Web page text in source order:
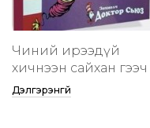
Чиний ирээдүй
хичнээн сайхан гээч
Дэлгэрэнгүй